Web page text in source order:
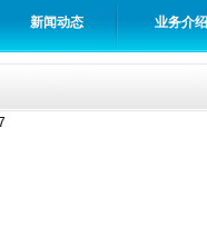
新闻动态 业务介绍